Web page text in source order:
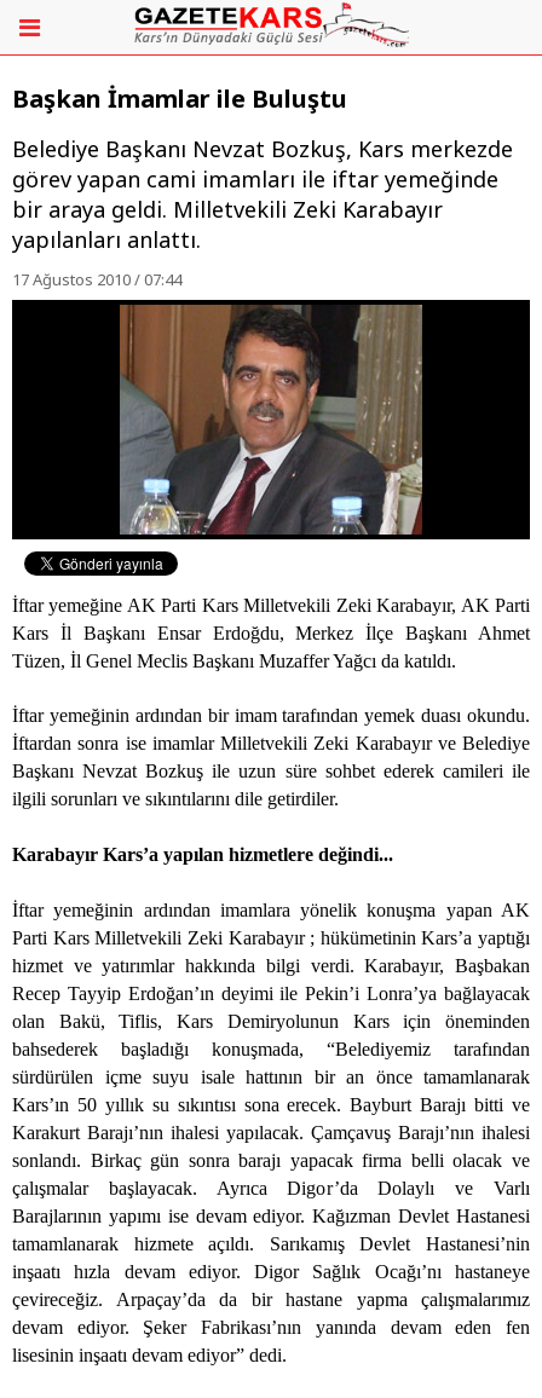
Başkan İmamlar ile Buluştu
Belediye Başkanı Nevzat Bozkuş, Kars merkezde
görev yapan cami imamları ile iftar yemeğinde
bir araya geldi. Milletvekili Zeki Karabayır
yapılanları anlattı.
17 Ağustos 2010 / 07:44
İftar yemeğine AK Parti Kars Milletvekili Zeki Karabayır, AK Parti
Kars İl Başkanı Ensar Erdoğdu, Merkez İlçe Başkanı Ahmet
Tüzen, İl Genel Meclis Başkanı Muzaffer Yağcı da katıldı.
İftar yemeğinin ardından bir imam tarafından yemek duası okundu.
İftardan sonra ise imamlar Milletvekili Zeki Karabayır ve Belediye
Başkanı Nevzat Bozkuş ile uzun süre sohbet ederek camileri ile
ilgili sorunları ve sıkıntılarını dile getirdiler.
Karabayır Kars’a yapılan hizmetlere değindi...
İftar yemeğinin ardından imamlara yönelik konuşma yapan AK
Parti Kars Milletvekili Zeki Karabayır ; hükümetinin Kars’a yaptığı
hizmet ve yatırımlar hakkında bilgi verdi. Karabayır, Başbakan
Recep Tayyip Erdoğan’ın deyimi ile Pekin’i Lonra’ya bağlayacak
olan Bakü, Tiflis, Kars Demiryolunun Kars için öneminden
bahsederek başladığı konuşmada, “Belediyemiz tarafından
sürdürülen içme suyu isale hattının bir an önce tamamlanarak
Kars’ın 50 yıllık su sıkıntısı sona erecek. Bayburt Barajı bitti ve
Karakurt Barajı’nın ihalesi yapılacak. Çamçavuş Barajı’nın ihalesi
sonlandı. Birkaç gün sonra barajı yapacak firma belli olacak ve
çalışmalar başlayacak. Ayrıca Digor’da Dolaylı ve Varlı
Barajlarının yapımı ise devam ediyor. Kağızman Devlet Hastanesi
tamamlanarak hizmete açıldı. Sarıkamış Devlet Hastanesi’nin
inşaatı hızla devam ediyor. Digor Sağlık Ocağı’nı hastaneye
çevireceğiz. Arpaçay’da da bir hastane yapma çalışmalarımız
devam ediyor. Şeker Fabrikası’nın yanında devam eden fen
lisesinin inşaatı devam ediyor” dedi.